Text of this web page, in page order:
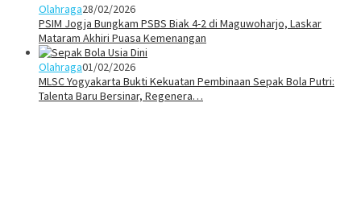
Olahraga28/02/2026
PSIM Jogja Bungkam PSBS Biak 4-2 di Maguwoharjo, Laskar
Mataram Akhiri Puasa Kemenangan
Olahraga01/02/2026
MLSC Yogyakarta Bukti Kekuatan Pembinaan Sepak Bola Putri:
Talenta Baru Bersinar, Regenera…